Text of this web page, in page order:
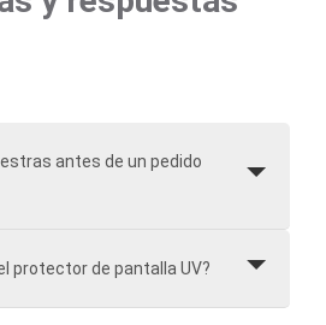
antes de un pedido
protector de pantalla UV?